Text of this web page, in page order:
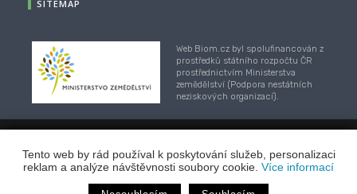
Tento web by rád používal k poskytování služeb, personalizaci
reklam a analýze návštěvnosti soubory cookie. Více informací
SITEMAP
Web Biom.cz byl spolufinancován z
prostředků státního rozpočtu ČR
prostřednictvím Ministerstva
zemědělství (Podpora nestátních
neziskových organizací).
© 2001-2018, CZ Biom - České sdružení pro biomasu,
Webhosting / webdesign / publikační systém TOOLKIT -